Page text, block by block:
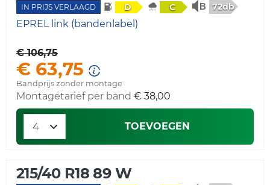
IN PRIJS VERLAAGD D C 72db
EPREL link (bandenlabel)
€ 106,75
€ 63,75
Bandprijs zonder montage
Montagetarief per band € 38,00
TOEVOEGEN
215/40 R18 89 W